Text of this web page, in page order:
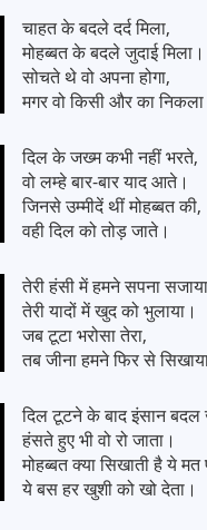
चाहत के बदले दर्द मिला,
मोहब्बत के बदले जुदाई मिला।
सोचते थे वो अपना होगा,
मगर वो किसी और का
दिल के जख्म कभी नहीं भरते,
वो लम्हे बार-बार याद आते।
जिनसे उम्मीदें थीं मोहब्बत की,
वही दिल को तोड़ जाते।
तेरी हंसी में हमने सपना
तेरी यादों में खुद को भुलाया।
जब टूटा भरोसा तेरा,
तब जीना हमने फिर से
दिल टूटने के बाद इंसान बदल
हंसते हुए भी वो रो जाता।
मोहब्बत क्या सिखाती है ये मत
ये बस हर खुशी को खो देता।